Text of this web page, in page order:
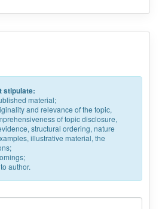
stipulate:
material;
and relevance of the topic,
of topic disclosure,
structural ordering, nature
illustrative material, the
author.